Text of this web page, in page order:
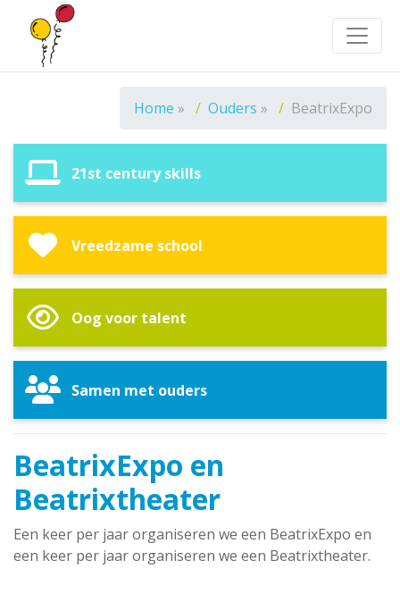
Home » Ouders » BeatrixExpo
21st century skills
Vreedzame school
Oog voor talent
Samen met ouders
BeatrixExpo en
Beatrixtheater
Een keer per jaar organiseren we een BeatrixExpo en
een keer per jaar organiseren we een Beatrixtheater.